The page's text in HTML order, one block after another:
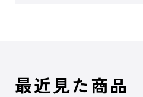
最近見た商品